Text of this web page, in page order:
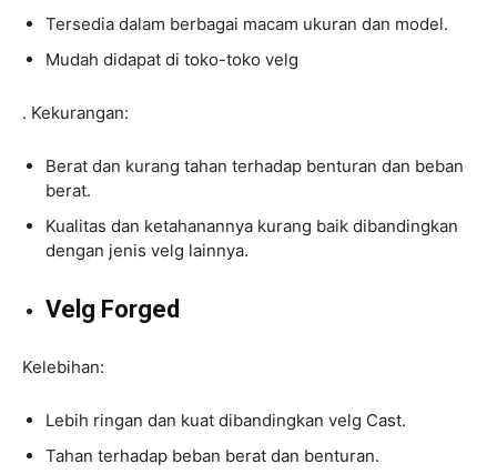
Tersedia dalam berbagai macam ukuran dan model.
Mudah didapat di toko-toko velg
. Kekurangan:
Berat dan kurang tahan terhadap benturan dan beban
berat.
Kualitas dan ketahanannya kurang baik dibandingkan
dengan jenis velg lainnya.
Velg Forged
Kelebihan:
Lebih ringan dan kuat dibandingkan velg Cast.
Tahan terhadap beban berat dan benturan.